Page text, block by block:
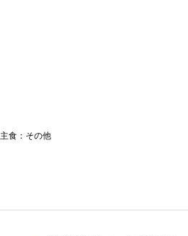
主食：その他